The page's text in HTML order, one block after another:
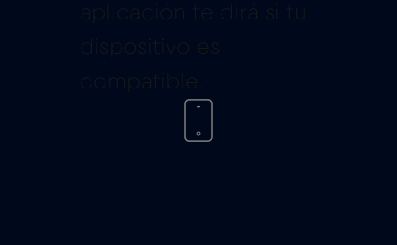
aplicación te dirá si tu
dispositivo es
compatible.